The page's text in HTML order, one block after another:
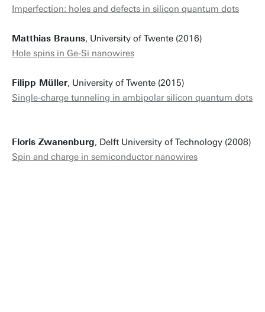
Imperfection: holes and defects in silicon quantum dots
Matthias Brauns, University of Twente (2016)
Hole spins in Ge-Si nanowires
Filipp Müller, University of Twente (2015)
Single-charge tunneling in ambipolar silicon quantum dots
Floris Zwanenburg, Delft University of Technology (2008)
Spin and charge in semiconductor nanowires